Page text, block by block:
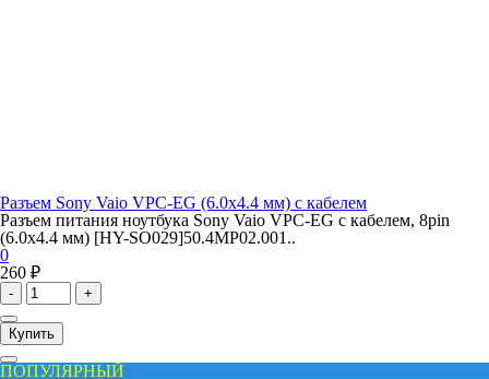
Разъем Sony Vaio VPC-EG (6.0x4.4 мм) с кабелем
Разъем питания ноутбука Sony Vaio VPC-EG с кабелем, 8pin
(6.0x4.4 мм) [HY-SO029]50.4MP02.001..
0
260 ₽
- +
Купить
ПОПУЛЯРНЫЙ